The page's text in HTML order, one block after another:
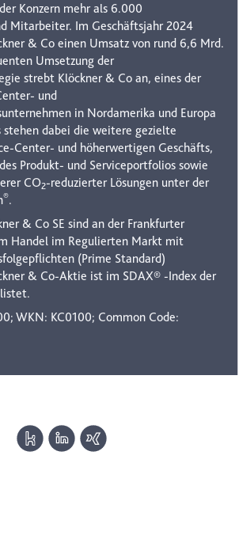
Konzern mehr als 6.000
Mitarbeiter. Im Geschäftsjahr 2024
& Co einen Umsatz von rund 6,6 Mrd.
Umsetzung der
strebt Klöckner & Co an, eines der
und
in Nordamerika und Europa
stehen dabei die weitere gezielte
Center- und höherwertigen Geschäfts,
Produkt- und Serviceportfolios sowie
CO2-reduzierter Lösungen unter der
®.
& Co SE sind an der Frankfurter
Handel im Regulierten Markt mit
(Prime Standard)
& Co-Aktie ist im SDAX® -Index der
WKN: KC0100; Common Code: